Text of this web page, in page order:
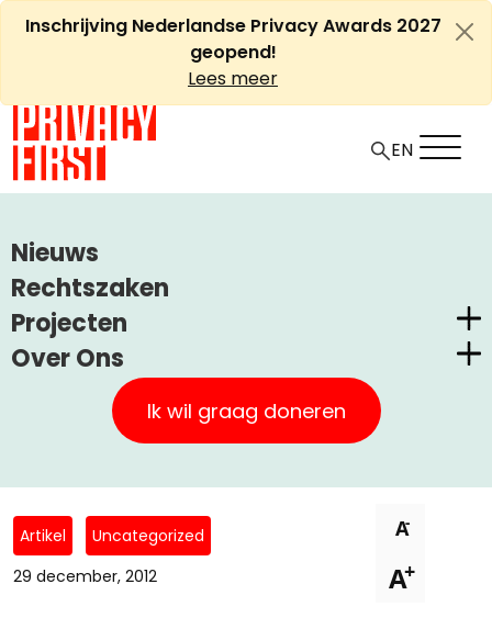
Ga
naarInschrijving Nederlandse Privacy Awards 2027
geopend!
Lees meer
Nieuws
Rechtszaken
Projecten
Nederlandse Privacy Awards
Claimstichting CUIC
PrivacyWijzer
Privacy Coalitie
PSD2-me-niet
SpecifiekeToestemming.nl
Over Ons
Privacy First
Onze Successen
Kom in actie
Nieuwsbrieven
Contact
Ik wil graag doneren
EN
COMMENTAAR PRIVACY FIRST OP HERZIENING ART. 13
GRONDWET
Commentaar Privacy First
op herziening art. 13
Grondwet
Artikel
Uncategorized
29 december, 2012
A-
A+